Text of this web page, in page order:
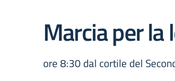
Marcia per
ore 8:30 dal cortile del